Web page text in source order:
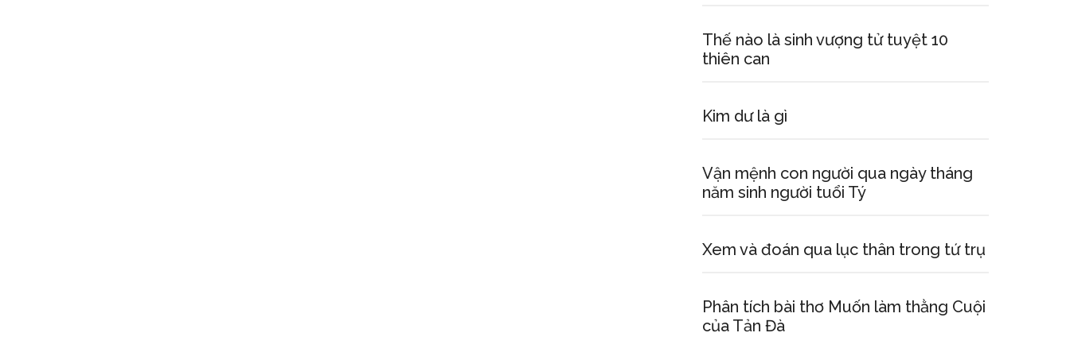
Thế nào là sinh vượng tử tuyệt 10
thiên can
Kim dư là gì
Vận mệnh con người qua ngày tháng
năm sinh người tuổi Tý
Xem và đoán qua lục thân trong tứ trụ
Phân tích bài thơ Muốn làm thằng Cuội
của Tản Đà